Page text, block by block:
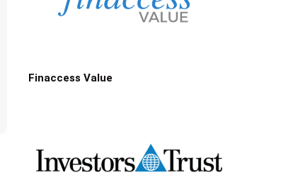
Finaccess Value